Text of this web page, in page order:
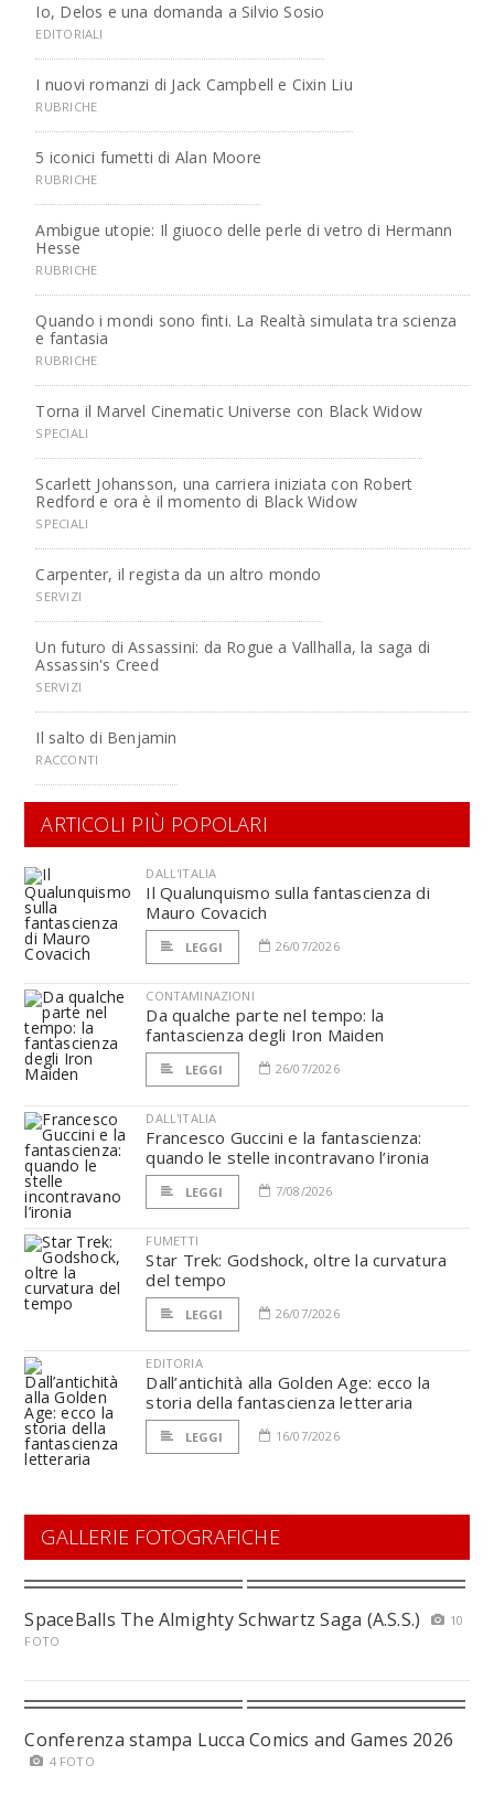
Io, Delos e una domanda a Silvio Sosio
EDITORIALI
I nuovi romanzi di Jack Campbell e Cixin Liu
RUBRICHE
5 iconici fumetti di Alan Moore
RUBRICHE
Ambigue utopie: Il giuoco delle perle di vetro di Hermann
Hesse
RUBRICHE
Quando i mondi sono finti. La Realtà simulata tra scienza
e fantasia
RUBRICHE
Torna il Marvel Cinematic Universe con Black Widow
SPECIALI
Scarlett Johansson, una carriera iniziata con Robert
Redford e ora è il momento di Black Widow
SPECIALI
Carpenter, il regista da un altro mondo
SERVIZI
Un futuro di Assassini: da Rogue a Vallhalla, la saga di
Assassin's Creed
SERVIZI
Il salto di Benjamin
RACCONTI
ARTICOLI PIÙ POPOLARI
DALL'ITALIA
Il Qualunquismo sulla fantascienza di
Mauro Covacich
LEGGI 26/07/2026
CONTAMINAZIONI
Da qualche parte nel tempo: la
fantascienza degli Iron Maiden
LEGGI 26/07/2026
DALL'ITALIA
Francesco Guccini e la fantascienza:
quando le stelle incontravano l’ironia
LEGGI 7/08/2026
FUMETTI
Star Trek: Godshock, oltre la curvatura
del tempo
LEGGI 26/07/2026
EDITORIA
Dall’antichità alla Golden Age: ecco la
storia della fantascienza letteraria
LEGGI 16/07/2026
GALLERIE FOTOGRAFICHE
SpaceBalls The Almighty Schwartz Saga (A.S.S.)
10
FOTO
Conferenza stampa Lucca Comics and Games 2026
4 FOTO